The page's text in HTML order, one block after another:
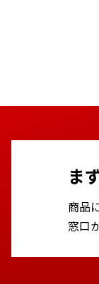
ま
商品
窓口